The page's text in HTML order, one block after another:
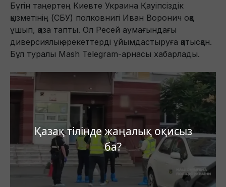
Қазақ тілінде жаңалық оқисыз
ба?
Бүгін таңертең Киевте Украина Қауіпсіздік
қызметінің (СБУ) полковнигі Иван Воронич оққа
ұшып, қаза тапты. Ол Ресей аумағындағы
диверсиялық әрекеттерді ұйымдастыруға қатысқан.
Бұл туралы Mash Telegram-арнасы хабарлады.